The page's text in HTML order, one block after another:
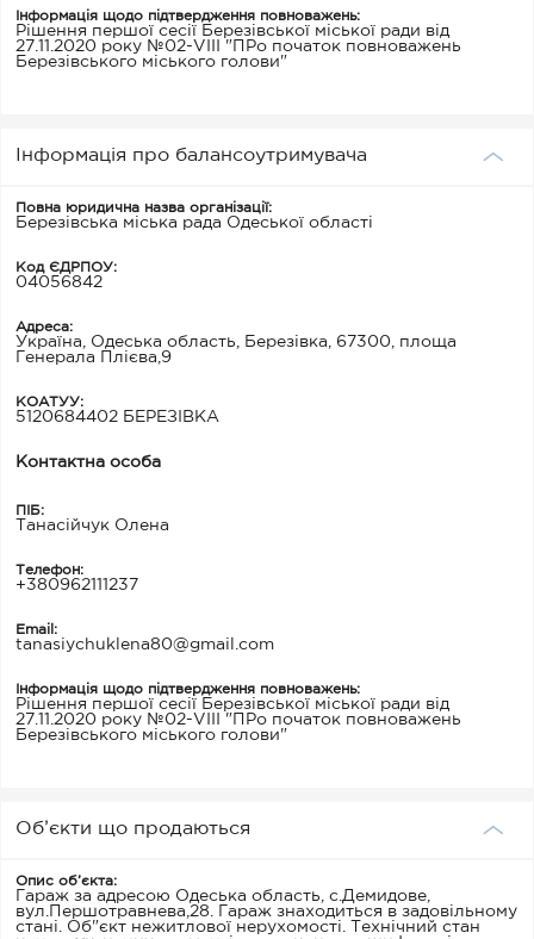
Інформація щодо підтвердження повноважень:
Рішення першої сесії Березівської міської ради від
27.11.2020 року №02-VІІІ "ПРо початок повноважень
Березівського міського голови"
Інформація про балансоутримувача
Повна юридична назва організації:
Березівська міська рада Одеської області
Код ЄДРПОУ:
04056842
Адреса:
Україна, Одеська область, Березівка, 67300, площа
Генерала Плієва,9
КОАТУУ:
5120684402 БЕРЕЗІВКА
Контактна особа
ПІБ:
Танасійчук Олена
Телефон:
+380962111237
Email:
tanasiychuklena80@gmail.com
Інформація щодо підтвердження повноважень:
Рішення першої сесії Березівської міської ради від
27.11.2020 року №02-VІІІ "ПРо початок повноважень
Березівського міського голови"
Об’єкти що продаються
Опис об’єкта:
Гараж за адресою Одеська область, с.Демидове,
вул.Першотравнева,28. Гараж знаходиться в задовільному
стані. Об"єкт нежитлової нерухомості. Технічний стан